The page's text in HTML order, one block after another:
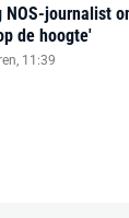
NOS-journalist
de hoogte'
11:39